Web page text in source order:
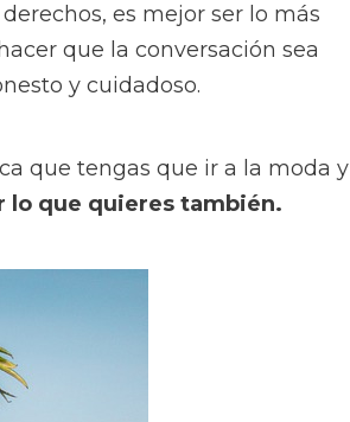
es mejor ser lo más
que la conversación sea
y cuidadoso.
que tengas que ir a la moda y
lo que quieres también.